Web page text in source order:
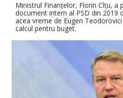
Ministrul Finanțelor, Florin Cîțu, a
document intern al PSD din 2019
acea vreme de Eugen
calcul pentru buget.